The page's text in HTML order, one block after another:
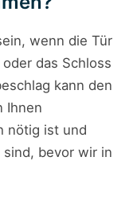
wenn die Tür
das Schloss
kann den
Ihnen
nötig ist und
bevor wir in